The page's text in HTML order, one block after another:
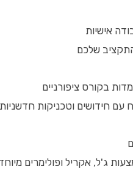
אישיות
שלכם
בקורס ציפורניים
עם חידושים וטכניקות
ג'ל, אקריל ופולימרים